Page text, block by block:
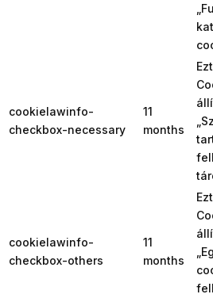
cookielawinfo-
checkbox-necessary
11
months
cookielawinfo-
checkbox-others
11
months